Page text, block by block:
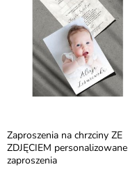
Zaproszenia na chrzciny ZE
ZDJĘCIEM personalizowane
zaproszenia